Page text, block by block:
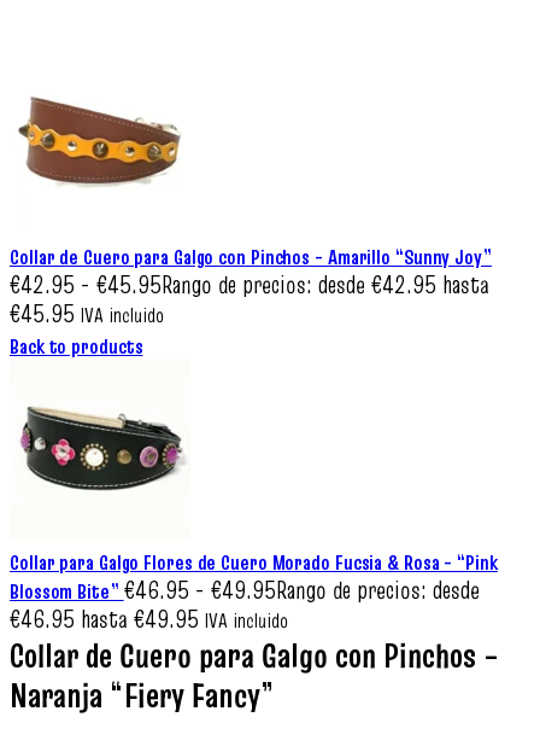
Collar de Cuero para Galgo con Pinchos – Amarillo “Sunny Joy”
€42.95 - €45.95Rango de precios: desde €42.95 hasta
€45.95 IVA incluido
Back to products
Collar para Galgo Flores de Cuero Morado Fucsia & Rosa – “Pink
Blossom Bite” €46.95 - €49.95Rango de precios: desde
€46.95 hasta €49.95 IVA incluido
Collar de Cuero para Galgo con Pinchos –
Naranja “Fiery Fancy”